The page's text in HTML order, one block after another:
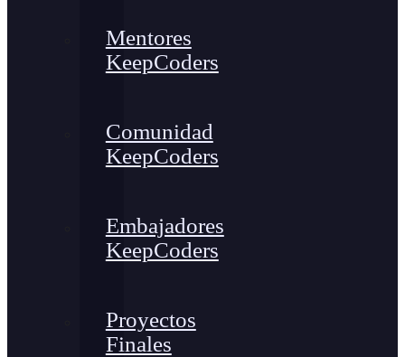
Mentores
KeepCoders
Comunidad
KeepCoders
Embajadores
KeepCoders
Proyectos
Finales